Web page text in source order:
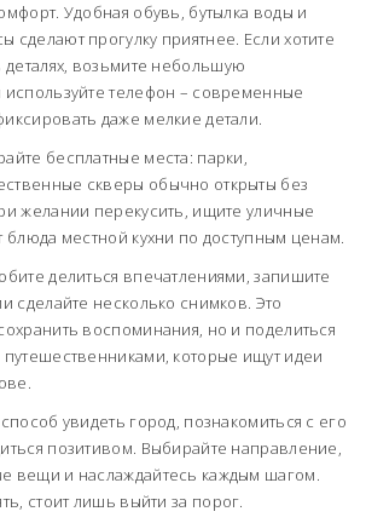
Удобная обувь, бутылка воды и
сделают прогулку приятнее. Если хотите
деталях, возьмите небольшую
используйте телефон – современные
даже мелкие детали.
бесплатные места: парки,
скверы обычно открыты без
желании перекусить, ищите уличные
блюда местной кухни по доступным ценам.
делиться впечатлениями, запишите
сделайте несколько снимков. Это
воспоминания, но и поделиться
которые ищут идеи
увидеть город, познакомиться с его
позитивом. Выбирайте направление,
вещи и наслаждайтесь каждым шагом.
стоит лишь выйти за порог.